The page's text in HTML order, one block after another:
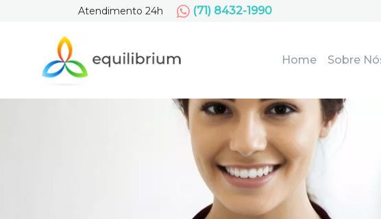
Atendimento 24h (71) 8432-1990
Home Sobre